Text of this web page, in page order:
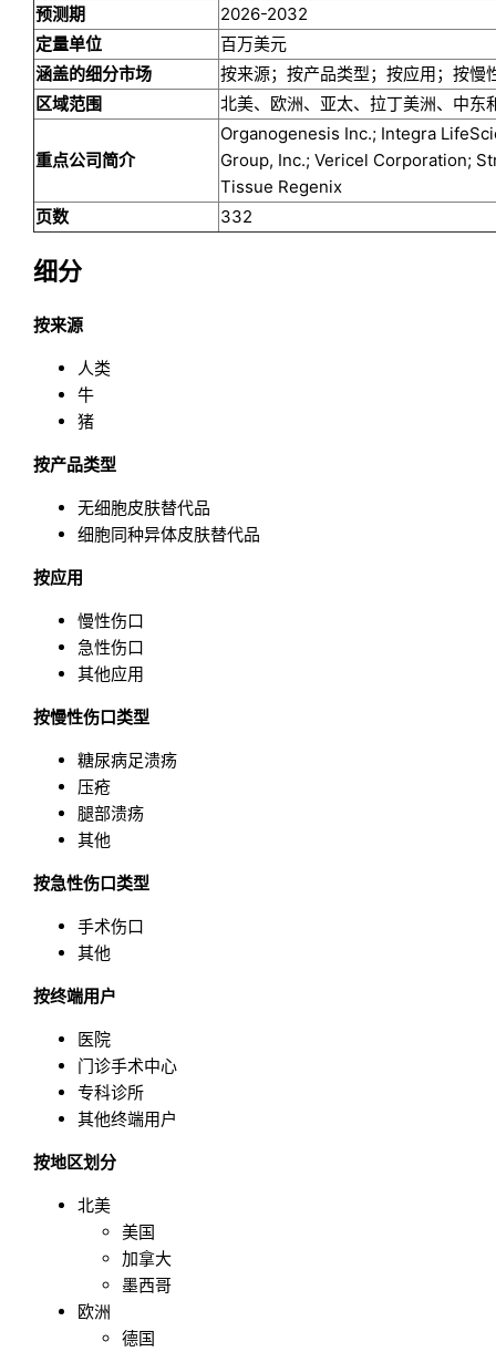
预测期
2026-2032
定量单位
百万美元
涵盖的细分市场
按来源；按产品类型；按应用；按
区域范围
北美、欧洲、亚太、拉丁美洲、中东
重点公司简介
Organogenesis Inc.; Integra
Group, Inc.; Vericel Corporation;
Tissue Regenix
页数
332
细分
按来源
人类
牛
猪
按产品类型
无细胞皮肤替代品
细胞同种异体皮肤替代品
按应用
慢性伤口
急性伤口
其他应用
按慢性伤口类型
糖尿病足溃疡
压疮
腿部溃疡
其他
按急性伤口类型
手术伤口
其他
按终端用户
医院
门诊手术中心
专科诊所
其他终端用户
按地区划分
北美
美国
加拿大
墨西哥
欧洲
德国